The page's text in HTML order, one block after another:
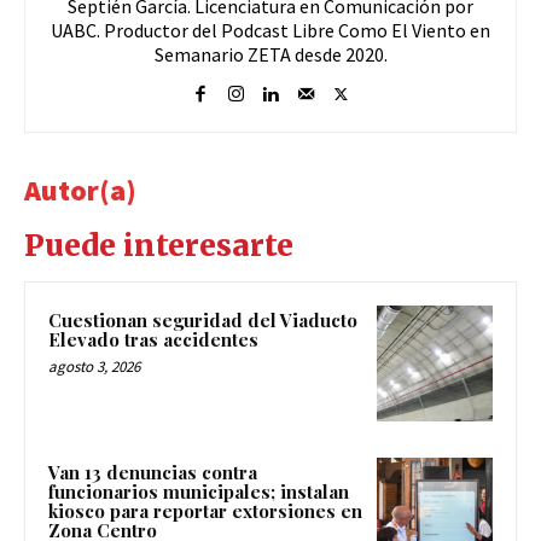
Septién García. Licenciatura en Comunicación por
UABC. Productor del Podcast Libre Como El Viento en
Semanario ZETA desde 2020.
Autor(a)
Puede interesarte
Cuestionan seguridad del Viaducto
Elevado tras accidentes
agosto 3, 2026
Van 13 denuncias contra
funcionarios municipales; instalan
kiosco para reportar extorsiones en
Zona Centro